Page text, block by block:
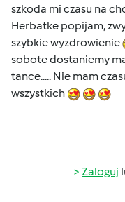
szkoda mi czasu na
Herbatke popijam,
szybkie wyzdrowienie
sobote dostaniemy
tance..... Nie mam
wszystkich
Zaloguj